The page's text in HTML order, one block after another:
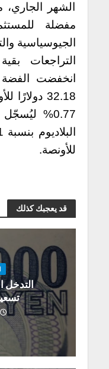
الشهر
مفضلة
الجيوسياسية
التراجعات
32.18
للأونصة.
قد يعجبك كذلك
التدخل